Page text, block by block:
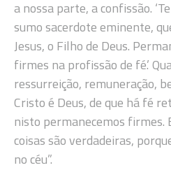
a nossa parte, a confissão.
sumo sacerdote eminente,
Jesus, o Filho de Deus.
firmes na profissão de fé.’
ressurreição, remuneração,
Cristo é Deus, de que há fé
nisto permanecemos firmes.
coisas são verdadeiras,
no céu”.